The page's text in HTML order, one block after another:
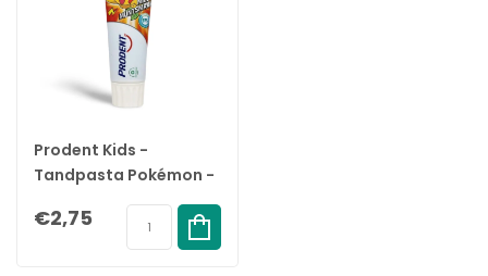
Prodent
Productsoort:Tandpasta
8720181049866
Prodent Kids -
Tandpasta Pokémon -
6+ jaar - 75ml
€2,75